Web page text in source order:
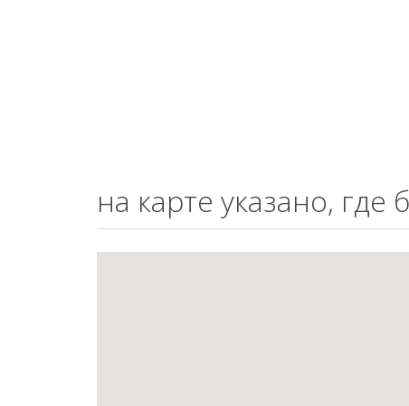
на карте указано, где